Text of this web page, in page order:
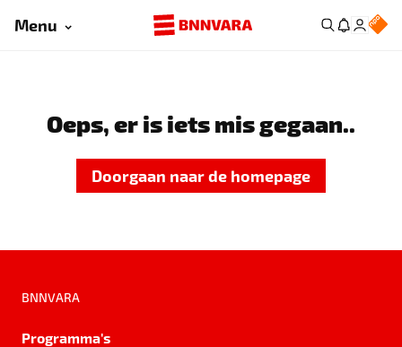
Menu
Oeps, er is iets mis gegaan..
Doorgaan naar de homepage
BNNVARA
Programma's